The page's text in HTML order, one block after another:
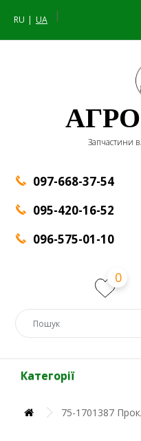
RU UA |
Запчастини
097-668-37-54
095-420-16-52
096-575-01-10
0
Категорії
75-1701387